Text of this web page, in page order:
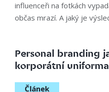
influenceři na fotkách
občas mrazí. A jaký je
Personal branding
korporátní uniforma
Článek